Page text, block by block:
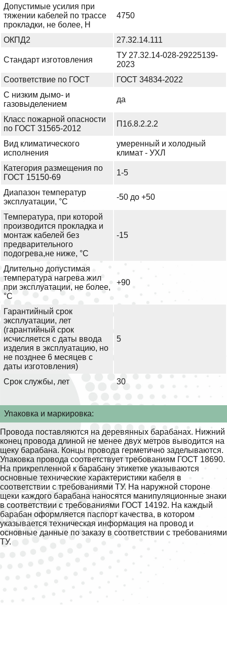
Допустимые усилия при
тяжении кабелей по трассе
прокладки, не более, Н
4750
ОКПД2 27.32.14.111
Стандарт изготовления
ТУ 27.32.14-028-29225139-
2023
Соответствие по ГОСТ
ГОСТ 34834-2022
С низким дымо- и
газовыделением
да
Класс пожарной опасности
по ГОСТ 31565-2012
П1б.8.2.2.2
Вид климатического
исполнения
умеренный и холодный
климат - УХЛ
Категория размещения по
ГОСТ 15150-69
1-5
Диапазон температур
эксплуатации, °С
-50 до +50
Температура, при которой
производится прокладка и
монтаж кабелей без
предварительного
подогрева,не ниже, °С
-15
Длительно допустимая
температура нагрева жил
при эксплуатации, не более,
°С
+90
Гарантийный срок
эксплуатации, лет
(гарантийный срок
исчисляется с даты ввода
изделия в эксплуатацию, но
не позднее 6 месяцев с
даты изготовления)
5
Срок службы, лет 30
Упаковка и маркировка:
Провода поставляются на деревянных барабанах. Нижний
конец провода длиной не менее двух метров выводится на
щеку барабана. Концы провода герметично заделываются.
Упаковка провода соответствует требованиям ГОСТ 18690.
На прикрепленной к барабану этикетке указываются
основные технические характеристики кабеля в
соответствии с требованиями ТУ. На наружной стороне
щеки каждого барабана наносятся манипуляционные знаки
в соответствии с требованиями ГОСТ 14192. На каждый
барабан оформляется паспорт качества, в котором
указывается техническая информация на провод и
основные данные по заказу в соответствии с требованиями
ТУ.